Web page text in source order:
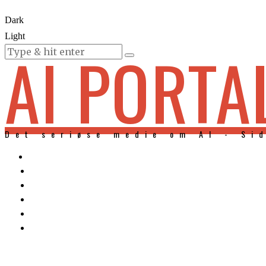
Dark
Light
KURSER
AI
Det seriøse medie om AI -